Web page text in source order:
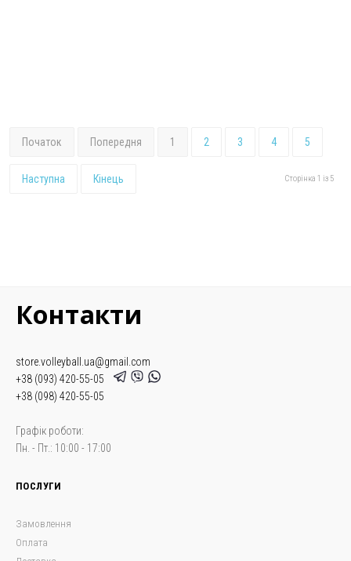
Початок Попередня 1 2 3 4 5
Наступна Кінець Сторінка 1 із 5
Контакти
store.volleyball.ua@gmail.com
+38 (093) 420-55-05
+38 (098) 420-55-05
Графік роботи:
Пн. - Пт.: 10:00 - 17:00
ПОСЛУГИ
Замовлення
Оплата